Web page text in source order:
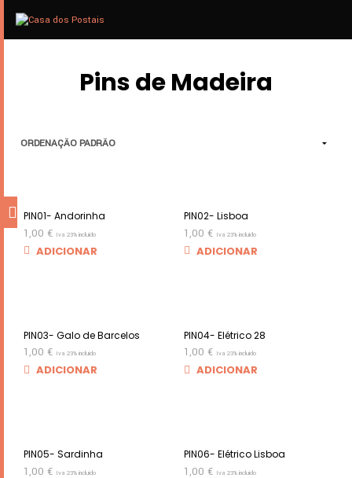
Pins de Madeira
PIN01- Andorinha
1,00 € Iva 23% incluido
ADICIONAR
PIN02- Lisboa
1,00 € Iva 23% incluido
ADICIONAR
PIN03- Galo de Barcelos
1,00 € Iva 23% incluido
ADICIONAR
PIN04- Elétrico 28
1,00 € Iva 23% incluido
ADICIONAR
PIN05- Sardinha
1,00 € Iva 23% incluido
PIN06- Elétrico Lisboa
1,00 € Iva 23% incluido